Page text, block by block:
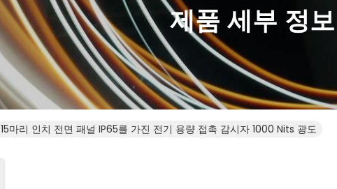
제품 세부 정보
15마리 인치 전면 패널 IP65를 가진 전기 용량 접촉 감시자 1000 Nits 광도